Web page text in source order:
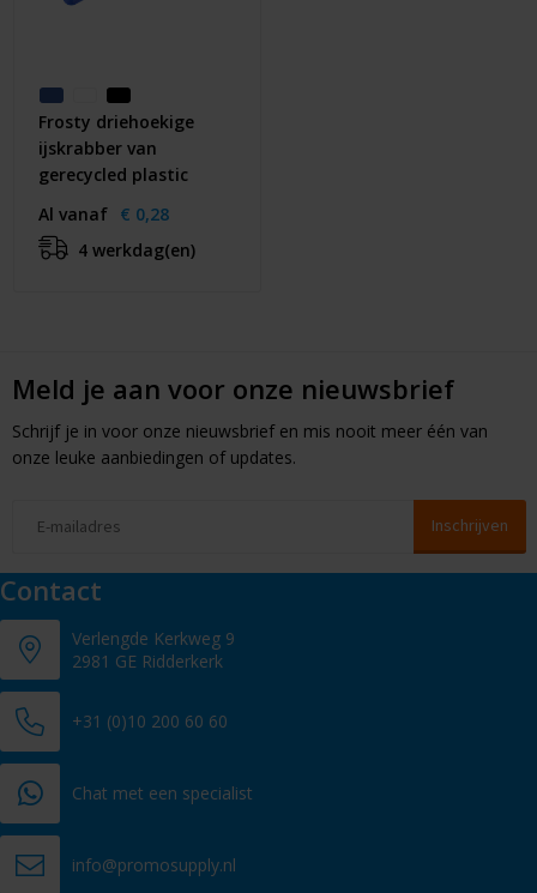
Frosty driehoekige
ijskrabber van
gerecycled plastic
Al vanaf € 0,28
4 werkdag(en)
Meld je aan voor onze nieuwsbrief
Schrijf je in voor onze nieuwsbrief en mis nooit meer één van
onze leuke aanbiedingen of updates.
Contact
Verlengde Kerkweg 9
2981 GE Ridderkerk
+31 (0)10 200 60 60
Chat met een specialist
info@promosupply.nl